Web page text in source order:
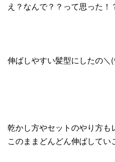
え？なんで？？って思った！
伸ばしやすい髪型にしたの＼
乾かし方やセットのやり方も
このままどんどん伸ばしてい